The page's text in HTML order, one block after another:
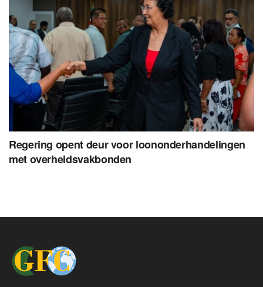
Regering opent deur voor loononderhandelingen
met overheidsvakbonden